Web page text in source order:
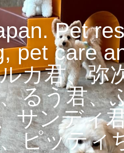
Pet
pet care
カ君、弥
るう君、
サンディ
ピッティ